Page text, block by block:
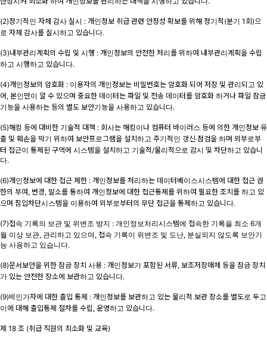
(2)정기적인 자체 감사 실시 : 개인정보 취급 관련 안정성 확보를 위해 정기적(분기 1회)으
로 자체 감사를 실시하고 있습니다.
(3)내부관리계획의 수립 및 시행 : 개인정보의 안전한 처리를 위하여 내부관리계획을 수립
하고 시행하고 있습니다.
(4)개인정보의 암호화 : 이용자의 개인정보는 비밀번호는 암호화 되어 저장 및 관리되고 있
어, 본인만이 알 수 있으며 중요한 데이터는 파일 및 전송 데이터를 암호화 하거나 파일 잠금
기능을 사용하는 등의 별도 보안기능을 사용하고 있습니다.
(5)해킹 등에 대비한 기술적 대책 : 회사는 해킹이나 컴퓨터 바이러스 등에 의한 개인정보 유
출 및 훼손을 막기 위하여 보안프로그램을 설치하고 주기적인 갱신·점검을 하며 외부로부
터 접근이 통제된 구역에 시스템을 설치하고 기술적/물리적으로 감시 및 차단하고 있습니
다.
(6)개인정보에 대한 접근 제한 : 개인정보를 처리하는 데이터베이스시스템에 대한 접근 권
한의 부여, 변경, 말소를 통하여 개인정보에 대한 접근통제를 위하여 필요한 조치를 하고 있
으며 침입차단시스템을 이용하여 외부로부터의 무단 접근을 통제하고 있습니다.
(7)접속 기록의 보관 및 위변조 방지 : 개인정보처리시스템에 접속한 기록을 최소 6개
월 이상 보관, 관리하고 있으며, 접속 기록이 위변조 및 도난, 분실되지 않도록 보안기
능 사용하고 있습니다.
(8)문서보안을 위한 잠금 장치 사용 : 개인정보가 포함된 서류, 보조저장매체 등을 잠금 장치
가 있는 안전한 장소에 보관하고 있습니다.
(9)비인가자에 대한 출입 통제 : 개인정보를 보관하고 있는 물리적 보관 장소를 별도로 두고
이에 대해 출입통제 절차를 수립, 운영하고 있습니다.
제 18 조 (취급 직원의 최소화 및 교육)